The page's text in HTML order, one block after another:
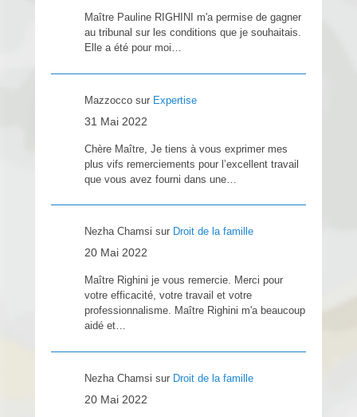
Maître Pauline RIGHINI m'a permise de gagner
au tribunal sur les conditions que je souhaitais.
Elle a été pour moi…
Mazzocco sur Expertise
31 Mai 2022
Chère Maître, Je tiens à vous exprimer mes
plus vifs remerciements pour l’excellent travail
que vous avez fourni dans une…
Nezha Chamsi sur Droit de la famille
20 Mai 2022
Maître Righini je vous remercie. Merci pour
votre efficacité, votre travail et votre
professionnalisme. Maître Righini m'a beaucoup
aidé et…
Nezha Chamsi sur Droit de la famille
20 Mai 2022